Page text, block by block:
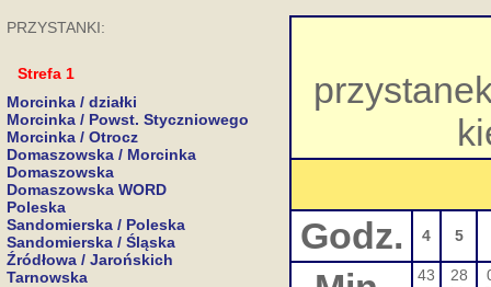
PRZYSTANKI:
Strefa 1
Morcinka / działki
Morcinka / Powst. Styczniowego
Morcinka / Otrocz
Domaszowska / Morcinka
Domaszowska
Domaszowska WORD
Poleska
Sandomierska / Poleska
Sandomierska / Śląska
Źródłowa / Jarońskich
Tarnowska
Godz. 4 5
43
28